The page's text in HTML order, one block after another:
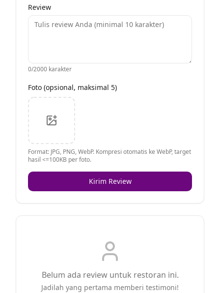
Review
0/2000 karakter
Foto (opsional, maksimal 5)
Format: JPG, PNG, WebP. Kompresi otomatis ke WebP, target
hasil <=100KB per foto.
Kirim Review
Belum ada review untuk restoran ini.
Jadilah yang pertama memberi testimoni!